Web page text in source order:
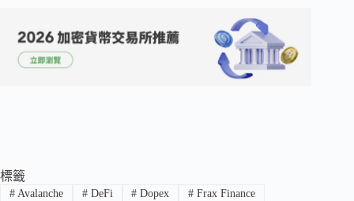
標籤
#Avalanche #DeFi # Dopex # Frax Finance